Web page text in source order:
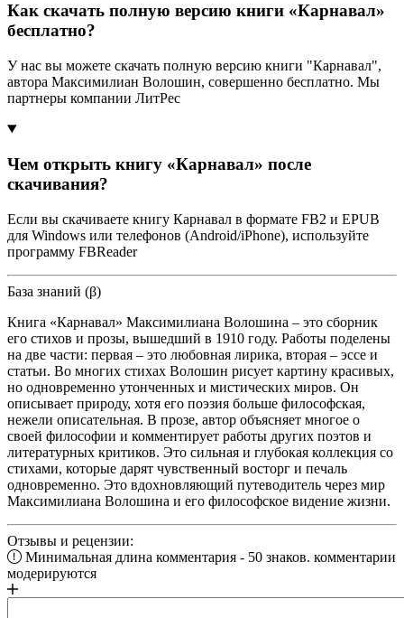
Как скачать полную версию книги «Карнавал»
бесплатно?
У нас вы можете скачать полную версию книги "Карнавал",
автора Максимилиан Волошин, совершенно бесплатно. Мы
партнеры компании ЛитРес
Чем открыть книгу «Карнавал» после
скачивания?
Если вы скачиваете книгу Карнавал в формате FB2 и EPUB
для Windows или телефонов (Android/iPhone), используйте
программу FBReader
База знаний (β)
Книга «Карнавал» Максимилиана Волошина – это сборник
его стихов и прозы, вышедший в 1910 году. Работы поделены
на две части: первая – это любовная лирика, вторая – эссе и
статьи. Во многих стихах Волошин рисует картину красивых,
но одновременно утонченных и мистических миров. Он
описывает природу, хотя его поэзия больше философская,
нежели описательная. В прозе, автор объясняет многое о
своей философии и комментирует работы других поэтов и
литературных критиков. Это сильная и глубокая коллекция со
стихами, которые дарят чувственный восторг и печаль
одновременно. Это вдохновляющий путеводитель через мир
Максимилиана Волошина и его философское видение жизни.
Отзывы и рецензии:
Минимальная длина комментария - 50 знаков. комментарии
модерируются